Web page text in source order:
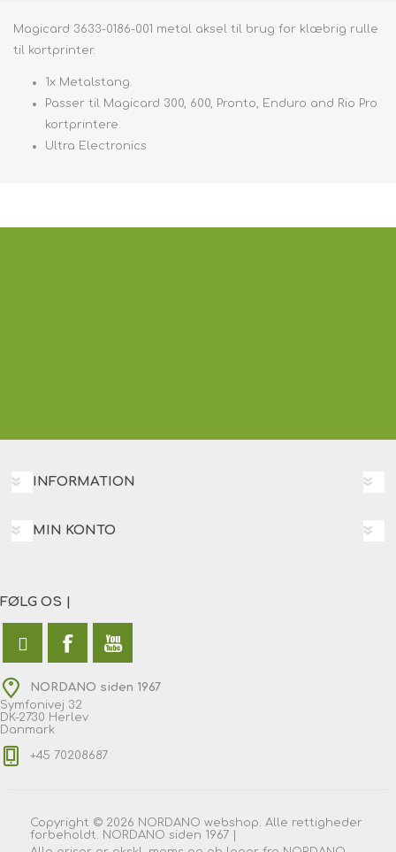
Magicard 3633-0186-001 metal aksel til brug for klæbrig rulle
til kortprinter.
1x Metalstang.
Passer til Magicard 300, 600, Pronto, Enduro and Rio Pro
kortprintere.
Ultra Electronics
INFORMATION
MIN KONTO
FØLG OS |
NORDANO siden 1967
Symfonivej 32
DK-2730 Herlev
Danmark
+45 70208687
Copyright © 2026 NORDANO webshop. Alle rettigheder
forbeholdt. NORDANO siden 1967 |